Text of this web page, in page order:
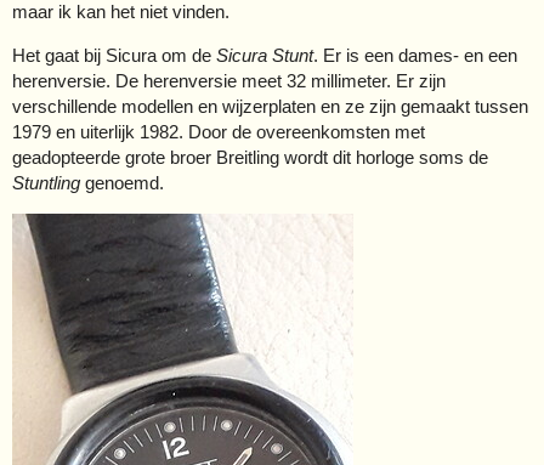
maar ik kan het niet vinden.
Het gaat bij Sicura om de Sicura Stunt. Er is een dames- en een
herenversie. De herenversie meet 32 millimeter. Er zijn
verschillende modellen en wijzerplaten en ze zijn gemaakt tussen
1979 en uiterlijk 1982. Door de overeenkomsten met
geadopteerde grote broer Breitling wordt dit horloge soms de
Stuntling genoemd.